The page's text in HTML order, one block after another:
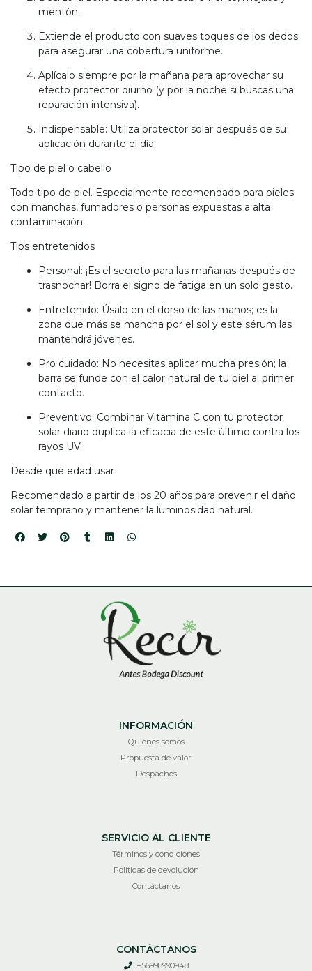
mentón.
Extiende el producto con suaves toques de los dedos
para asegurar una cobertura uniforme.
Aplícalo siempre por la mañana para aprovechar su
efecto protector diurno (y por la noche si buscas una
reparación intensiva).
Indispensable: Utiliza protector solar después de su
aplicación durante el día.
Tipo de piel o cabello
Todo tipo de piel. Especialmente recomendado para pieles
con manchas, fumadores o personas expuestas a alta
contaminación.
Tips entretenidos
Personal: ¡Es el secreto para las mañanas después de
trasnochar! Borra el signo de fatiga en un solo gesto.
Entretenido: Úsalo en el dorso de las manos; es la
zona que más se mancha por el sol y este sérum las
mantendrá jóvenes.
Pro cuidado: No necesitas aplicar mucha presión; la
barra se funde con el calor natural de tu piel al primer
contacto.
Preventivo: Combinar Vitamina C con tu protector
solar diario duplica la eficacia de este último contra los
rayos UV.
Desde qué edad usar
Recomendado a partir de los 20 años para prevenir el daño
solar temprano y mantener la luminosidad natural.
INFORMACIÓN
Quiénes somos
Propuesta de valor
Despachos
SERVICIO AL CLIENTE
Términos y condiciones
Políticas de devolución
Contáctanos
CONTÁCTANOS
+56998990948